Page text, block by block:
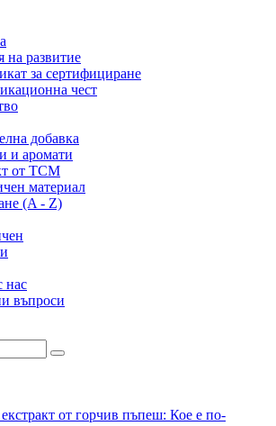
на развитие
за сертифициране
чест
добавка
и аромати
от TCM
материал
(A - Z)
нас
въпроси